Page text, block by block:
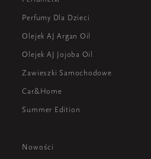
Perfumy Dla Dzieci
Olejek AJ Argan Oil
Olejek AJ Jojoba Oil
Zawieszki Samochodowe
Car&Home
Summer Edition
Nowości